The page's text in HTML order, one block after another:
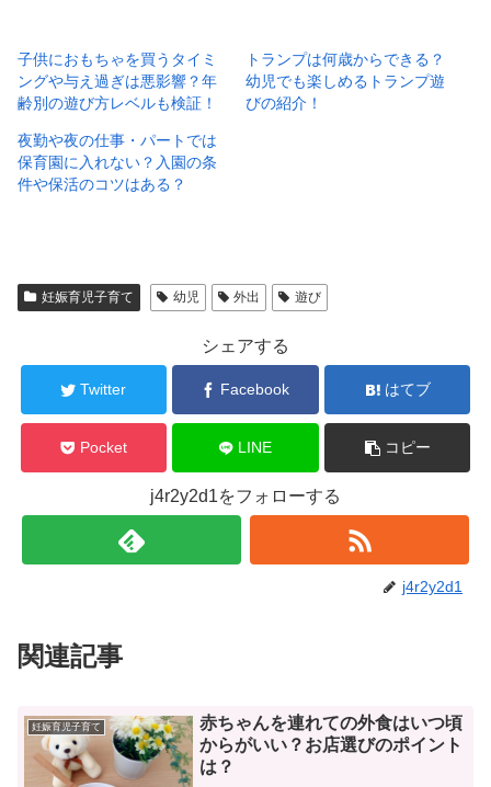
子供におもちゃを買うタイミ
ングや与え過ぎは悪影響？年
齢別の遊び方レベルも検証！
トランプは何歳からできる？
幼児でも楽しめるトランプ遊
びの紹介！
夜勤や夜の仕事・パートでは
保育園に入れない？入園の条
件や保活のコツはある？
妊娠育児子育て 幼児 外出 遊び
シェアする
Twitter Facebook はてブ
Pocket LINE コピー
j4r2y2d1をフォローする
j4r2y2d1
関連記事
妊娠育児子育て
赤ちゃんを連れての外食はいつ頃
からがいい？お店選びのポイント
は？